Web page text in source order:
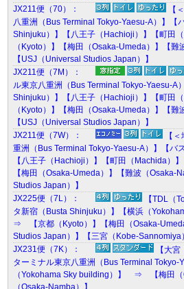
JX211便（70）：
【
八重洲（Bus Terminal Tokyo-Yaesu-A）】【
Shinjuku）】【八王子（Hachioji）】【町
（Kyoto）】【梅田（Osaka-Umeda）】【難
【USJ（Universal Studios Japan）】
JX211便（7M）：
ル東京八重洲（Bus Terminal Tokyo-Yaesu-A
Shinjuku）】【八王子（Hachioji）】【町
（Kyoto）】【梅田（Osaka-Umeda）】【難
【USJ（Universal Studios Japan）】
JX211便（7W）：
【
重洲（Bus Terminal Tokyo-Yaesu-A）】【バ
【八王子（Hachioji）】【町田（Machida
【梅田（Osaka-Umeda）】【難波（Osaka-
Studios Japan）】
JX225便（7L）：
【TDL（
タ新宿（Busta Shinjuku）】【横浜（
⇒ 【京都（Kyoto）】【梅田（Osaka-
Studios Japan）】【三宮（Kobe-Sannomiya
JX231便（7K）：
【大
ターミナル東京八重洲（Bus Terminal Tokyo-
（Yokohama Sky building）】 ⇒ 【梅田（
（Osaka-Namba）】